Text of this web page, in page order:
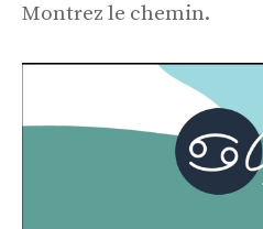
Montrez le chemin.